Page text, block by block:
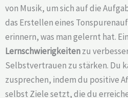
von Musik, um sich auf die
das Erstellen eines
erinnern, was man gelernt hat.
Lernschwierigkeitenzu
Selbstvertrauen zu stärken. Du
zusprechen, indem du positive
selbst Ziele setzt, die du